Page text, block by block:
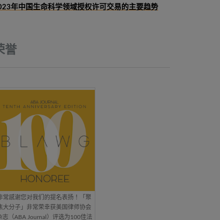
年中国生命科学领域授权许可交易的主要趋势
誉
常感谢您对我们的提名表扬！「聚
大分子」非常荣幸获美国律师协会
志（ABA Journal）评选为100佳法